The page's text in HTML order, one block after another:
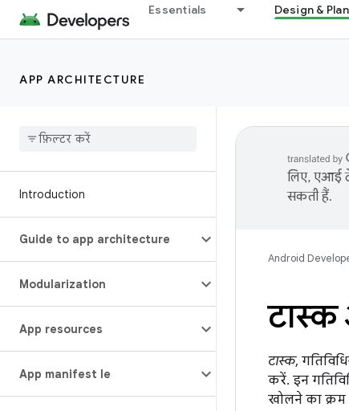
Essentials Design & Plan
APP ARCHITECTURE
Introduction
Guide to app architecture
Modularization
App resources
App manifest file
लिए, एआई
सकती हैं.
Android
टास्क
टास्क,
करें. इन
खोलने का क्रम